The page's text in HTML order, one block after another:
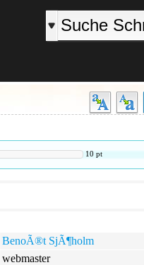
10 pt
BenoÃ®t SjÃ¶holm
webmaster